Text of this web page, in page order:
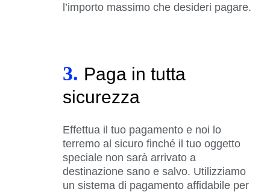
l’importo massimo che desideri pagare.
3. Paga in tutta
sicurezza
Effettua il tuo pagamento e noi lo
terremo al sicuro finché il tuo oggetto
speciale non sarà arrivato a
destinazione sano e salvo. Utilizziamo
un sistema di pagamento affidabile per